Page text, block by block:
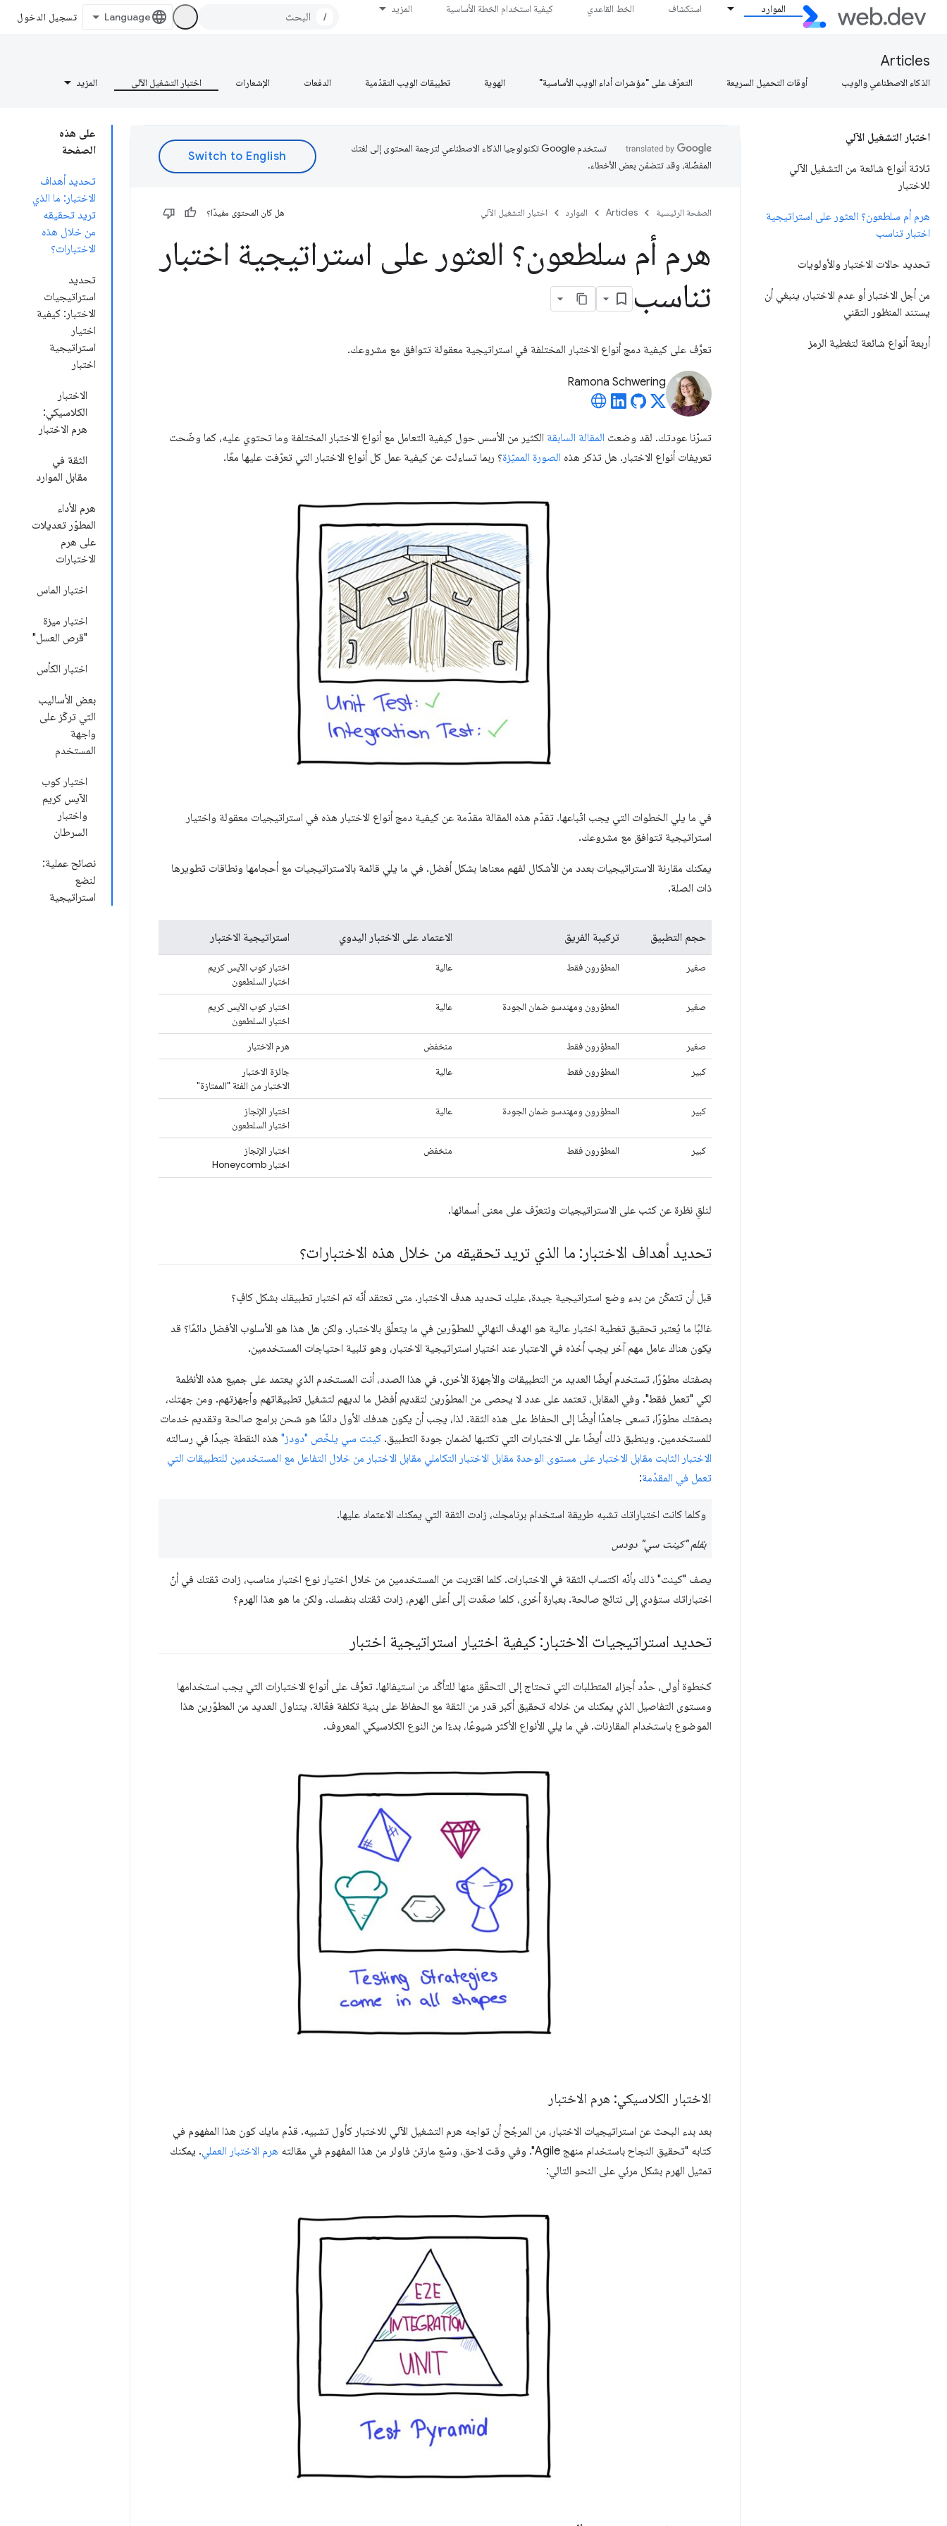
الموارد استكشاف الخط القاعدي كيفية استخدام الخطة الأساسية المزيد
/ تسجيل الدخول
Articles
الذكاء الاصطناعي والويب أوقات التحميل السريعة التعرّف على "مؤشرات أداء الويب الأساسية" الهوية تطبيقات الويب التقدّمية الدفعات الإشعارات اختبار التشغيل الآلي المزيد
اختبار التشغيل الآلي
ثلاثة أنواع شائعة من التشغيل الآلي
للاختبار
هرم أم سلطعون؟ العثور على استراتيجية
اختبار تناسب
تحديد حالات الاختبار والأولويات
من أجل الاختبار أو عدم الاختبار، ينبغي أن
يستند المنظور التقني
أربعة أنواع شائعة لتغطية الرمز
على هذه
الصفحة
تحديد أهداف
الاختبار: ما الذي
تريد تحقيقه
من خلال هذه
الاختبارات؟
تحديد
استراتيجيات
الاختبار: كيفية
اختيار
استراتيجية
اختبار
الاختبار
الكلاسيكي:
هرم الاختبار
الثقة في
مقابل الموارد
هرم الأداء
المطوّر تعديلات
على هرم
الاختبارات
اختبار الماس
اختبار ميزة
"قرص العسل"
اختبار الكأس
بعض الأساليب
التي تركّز على
واجهة
المستخدم
اختبار كوب
الآيس كريم
واختبار
السرطان
نصائح عملية:
لنضع
استراتيجية
تستخدم Google تكنولوجيا الذكاء الاصطناعي لترجمة المحتوى إلى لغتك
المفضّلة، وقد تتضمّن بعض الأخطاء.
الصفحة الرئيسية Articles الموارد اختبار التشغيل الآلي هل كان المحتوى مفيدًا؟
هرم أم سلطعون؟ العثور على استراتيجية اختبار
تناسب
تعرَّف على كيفية دمج أنواع الاختبار المختلفة في استراتيجية معقولة تتوافق مع مشروعك.
Ramona Schwering
تسرّنا عودتك. لقد وضعت المقالة السابقة الكثير من الأسس حول كيفية التعامل مع أنواع الاختبار المختلفة وما تحتوي عليه، كما وضّحت
تعريفات أنواع الاختبار. هل تذكر هذه الصورة المميّزة؟ ربما تساءلت عن كيفية عمل كل أنواع الاختبار التي تعرّفت عليها معًا.
في ما يلي الخطوات التي يجب اتّباعها. تقدّم هذه المقالة مقدّمة عن كيفية دمج أنواع الاختبار هذه في استراتيجيات معقولة واختيار
استراتيجية تتوافق مع مشروعك.
يمكنك مقارنة الاستراتيجيات بعدد من الأشكال لفهم معناها بشكل أفضل. في ما يلي قائمة بالاستراتيجيات مع أحجامها ونطاقات تطويرها
ذات الصلة.
حجم التطبيق تركيبة الفريق الاعتماد على الاختبار اليدوي استراتيجية الاختبار
صغير المطوّرون فقط عالية
اختبار كوب الآيس كريم
اختبار السلطعون
صغير
المطوّرون ومهندسو ضمان الجودة عالية
اختبار كوب الآيس كريم
اختبار السلطعون
صغير
المطوّرون فقط منخفض
هرم الاختبار
كبير
المطوّرون فقط عالية
جائزة الاختبار
الاختبار من الفئة "الممتازة"
كبير
المطوّرون ومهندسو ضمان الجودة عالية
اختبار الإنجاز
اختبار السلطعون
كبير
المطوّرون فقط منخفض
اختبار الإنجاز
اختبار Honeycomb
لنلقِ نظرة عن كثب على الاستراتيجيات ونتعرّف على معنى أسمائها.
تحديد أهداف الاختبار: ما الذي تريد تحقيقه من خلال هذه الاختبارات؟
قبل أن تتمكّن من بدء وضع استراتيجية جيدة، عليك تحديد هدف الاختبار. متى تعتقد أنّه تم اختبار تطبيقك بشكل كافٍ؟
غالبًا ما يُعتبر تحقيق تغطية اختبار عالية هو الهدف النهائي للمطوّرين في ما يتعلّق بالاختبار. ولكن هل هذا هو الأسلوب الأفضل دائمًا؟ قد
يكون هناك عامل مهم آخر يجب أخذه في الاعتبار عند اختيار استراتيجية الاختبار، وهو تلبية احتياجات المستخدمين.
بصفتك مطوّرًا، تستخدم أيضًا العديد من التطبيقات والأجهزة الأخرى. في هذا الصدد، أنت المستخدم الذي يعتمد على جميع هذه الأنظمة
لكي "تعمل فقط". وفي المقابل، تعتمد على عدد لا يحصى من المطوّرين لتقديم أفضل ما لديهم لتشغيل تطبيقاتهم وأجهزتهم. ومن جهتك،
بصفتك مطوّرًا، تسعى جاهدًا أيضًا إلى الحفاظ على هذه الثقة. لذا، يجب أن يكون هدفك الأول دائمًا هو شحن برامج صالحة وتقديم خدمات
للمستخدمين. وينطبق ذلك أيضًا على الاختبارات التي تكتبها لضمان جودة التطبيق. كينت سي يلخّص "دودز" هذه النقطة جيدًا في رسالته
الاختبار الثابت مقابل الاختبار على مستوى الوحدة مقابل الاختبار التكاملي مقابل الاختبار من خلال التفاعل مع المستخدمين للتطبيقات التي
تعمل في المقدّمة:
وكلما كانت اختباراتك تشبه طريقة استخدام برنامجك، زادت الثقة التي يمكنك الاعتماد عليها.
بقلم "كينت سي" دودس
يصف "كينت" ذلك بأنّه اكتساب الثقة في الاختبارات. كلما اقتربت من المستخدمين من خلال اختيار نوع اختبار مناسب، زادت ثقتك في أنّ
اختباراتك ستؤدي إلى نتائج صالحة. بعبارة أخرى، كلما صعّدت إلى أعلى الهرم، زادت ثقتك بنفسك. ولكن ما هو هذا الهرم؟
تحديد استراتيجيات الاختبار: كيفية اختيار استراتيجية اختبار
كخطوة أولى، حدِّد أجزاء المتطلبات التي تحتاج إلى التحقّق منها للتأكّد من استيفائها. تعرَّف على أنواع الاختبارات التي يجب استخدامها
ومستوى التفاصيل الذي يمكنك من خلاله تحقيق أكبر قدر من الثقة مع الحفاظ على بنية تكلفة فعّالة. يتناول العديد من المطوّرين هذا
الموضوع باستخدام المقارنات. في ما يلي الأنواع الأكثر شيوعًا، بدءًا من النوع الكلاسيكي المعروف.
الاختبار الكلاسيكي: هرم الاختبار
بعد بدء البحث عن استراتيجيات الاختبار، من المرجّح أن تواجه هرم التشغيل الآلي للاختبار كأول تشبيه. قدّم مايك كون هذا المفهوم في
كتابه "تحقيق النجاح باستخدام منهج Agile". وفي وقت لاحق، وسّع مارتن فاولر من هذا المفهوم في مقالته
هرم الاختبار العملي. يمكنك
تمثيل الهرم بشكل مرئي على النحو التالي: